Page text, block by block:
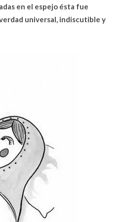
en el espejo ésta fue
universal, indiscutible y